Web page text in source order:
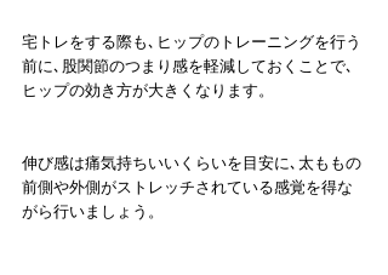
宅トレをする際も､ヒップのトレーニングを行う
前に､股関節のつまり感を軽減しておくことで､
ヒップの効き方が大きくなります。
伸び感は痛気持ちいいくらいを目安に､太ももの
前側や外側がストレッチされている感覚を得な
がら行いましょう。